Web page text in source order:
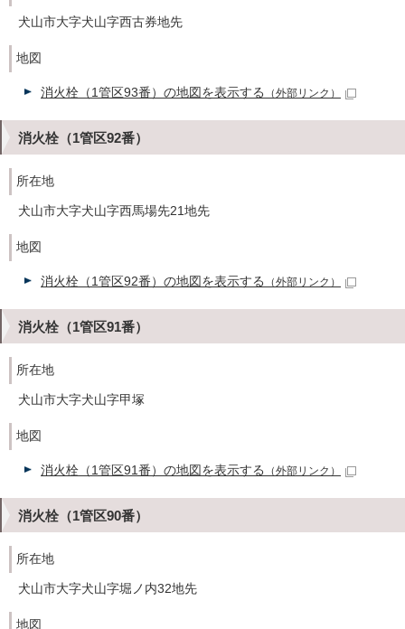
犬山市大字犬山字西古券地先
地図
消火栓（1管区93番）の地図を表示する （外部リンク）
消火栓（1管区92番）
所在地
犬山市大字犬山字西馬場先21地先
地図
消火栓（1管区92番）の地図を表示する （外部リンク）
消火栓（1管区91番）
所在地
犬山市大字犬山字甲塚
地図
消火栓（1管区91番）の地図を表示する （外部リンク）
消火栓（1管区90番）
所在地
犬山市大字犬山字堀ノ内32地先
地図